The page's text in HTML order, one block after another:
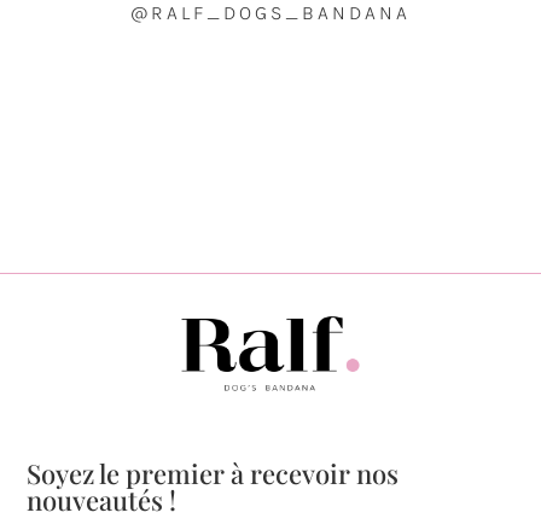
@RALF_DOGS_BANDANA
Soyez le premier à recevoir nos
nouveautés !